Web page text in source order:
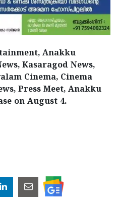
Anakku
Kasaragod News,
Cinema, Cinema
Press Meet, Anakku
on August 4.